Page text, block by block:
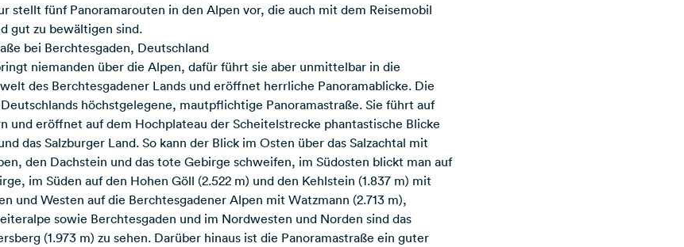
stellt fünf Panoramarouten in den Alpen vor, die auch mit dem Reisemobil
gut zu bewältigen sind.
bei Berchtesgaden, Deutschland
niemanden über die Alpen, dafür führt sie aber unmittelbar in die
des Berchtesgadener Lands und eröffnet herrliche Panoramablicke. Die
höchstgelegene, mautpflichtige Panoramastraße. Sie führt auf
und eröffnet auf dem Hochplateau der Scheitelstrecke phantastische Blicke
das Salzburger Land. So kann der Blick im Osten über das Salzachtal mit
den Dachstein und das tote Gebirge schweifen, im Südosten blickt man auf
im Süden auf den Hohen Göll (2.522 m) und den Kehlstein (1.837 m) mit
und Westen auf die Berchtesgadener Alpen mit Watzmann (2.713 m),
sowie Berchtesgaden und im Nordwesten und Norden sind das
(1.973 m) zu sehen. Darüber hinaus ist die Panoramastraße ein guter